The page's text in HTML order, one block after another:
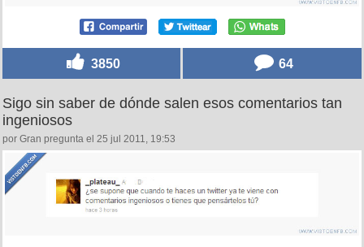
3850 64
Sigo sin saber de dónde salen esos comentarios tan
ingeniosos
por Gran pregunta el 25 jul 2011, 19:53